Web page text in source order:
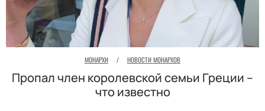
МОНАРХИ / НОВОСТИ МОНАРХОВ
Пропал член королевской семьи Греции –
что известно